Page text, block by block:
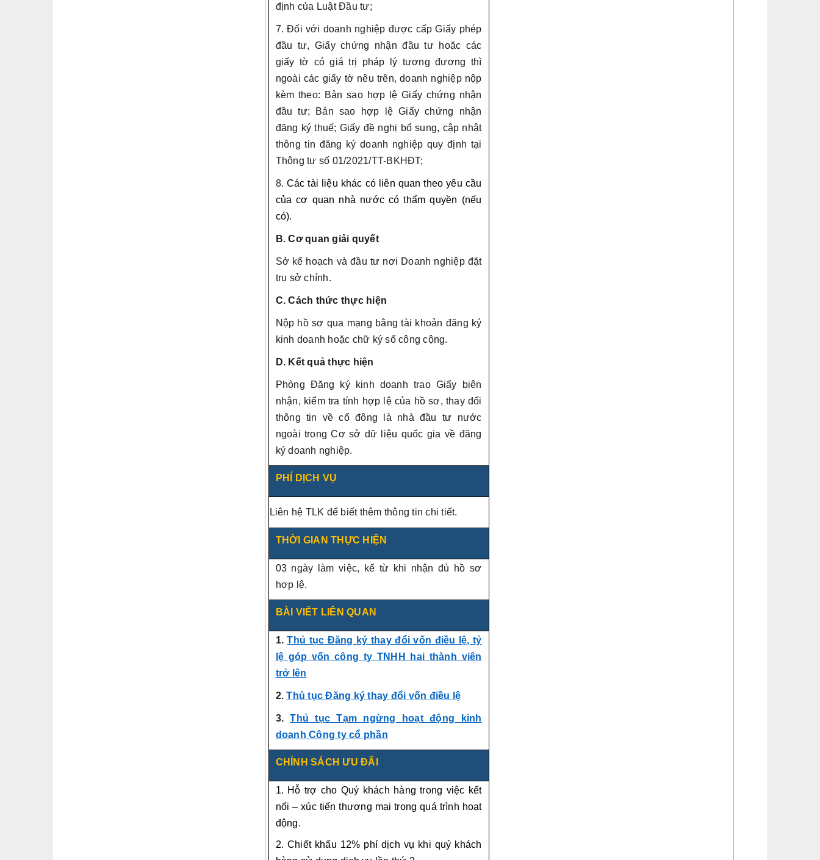
định của Luật Đầu tư;
7. Đối với doanh nghiệp được cấp Giấy phép
đầu tư, Giấy chứng nhận đầu tư hoặc các
giấy tờ có giá trị pháp lý tương đương thì
ngoài các giấy tờ nêu trên, doanh nghiệp nộp
kèm theo: Bản sao hợp lệ Giấy chứng nhận
đầu tư; Bản sao hợp lệ Giấy chứng nhận
đăng ký thuế; Giấy đề nghị bổ sung, cập nhật
thông tin đăng ký doanh nghiệp quy định tại
Thông tư số 01/2021/TT-BKHĐT;
8. Các tài liệu khác có liên quan theo yêu cầu
của cơ quan nhà nước có thẩm quyền (nếu
có).
B. Cơ quan giải quyết
Sở kế hoạch và đầu tư nơi Doanh nghiệp đặt
trụ sở chính.
C. Cách thức thực hiện
Nộp hồ sơ qua mạng bằng tài khoản đăng ký
kinh doanh hoặc chữ ký số công cộng.
D. Kết quả thực hiện
Phòng Đăng ký kinh doanh trao Giấy biên
nhận, kiểm tra tính hợp lệ của hồ sơ, thay đổi
thông tin về cổ đông là nhà đầu tư nước
ngoài trong Cơ sở dữ liệu quốc gia về đăng
ký doanh nghiệp.
PHÍ DỊCH VỤ
Liên hệ TLK để biết thêm thông tin chi tiết.
THỜI GIAN THỰC HIỆN
03 ngày làm việc, kể từ khi nhận đủ hồ sơ
hợp lệ.
BÀI VIẾT LIÊN QUAN
1.Thủ tục Đăng ký thay đổi vốn điều lệ, tỷ
lệ góp vốn công ty TNHH hai thành viên
trở lên
2.Thủ tục Đăng ký thay đổi vốn điều lệ
3.Thủ tục Tạm ngừng hoạt động kinh
doanh Công ty cổ phần
CHÍNH SÁCH ƯU ĐÃI
1. Hỗ trợ cho Quý khách hàng trong việc kết
nối – xúc tiến thương mại trong quá trình hoạt
động.
2. Chiết khấu 12% phí dịch vụ khi quý khách